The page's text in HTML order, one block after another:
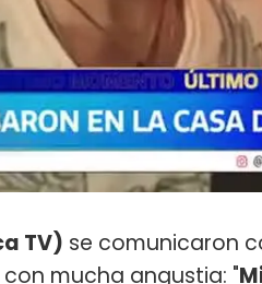
TV) se comunicaron
mucha angustia: "